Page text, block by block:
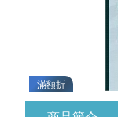
滿額折